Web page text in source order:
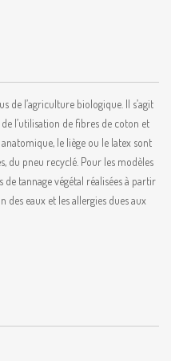
de l’agriculture biologique. Il s’agit
l’utilisation de fibres de coton et
le liège ou le latex sont
du pneu recyclé. Pour les modèles
tannage végétal réalisées à partir
des eaux et les allergies dues aux